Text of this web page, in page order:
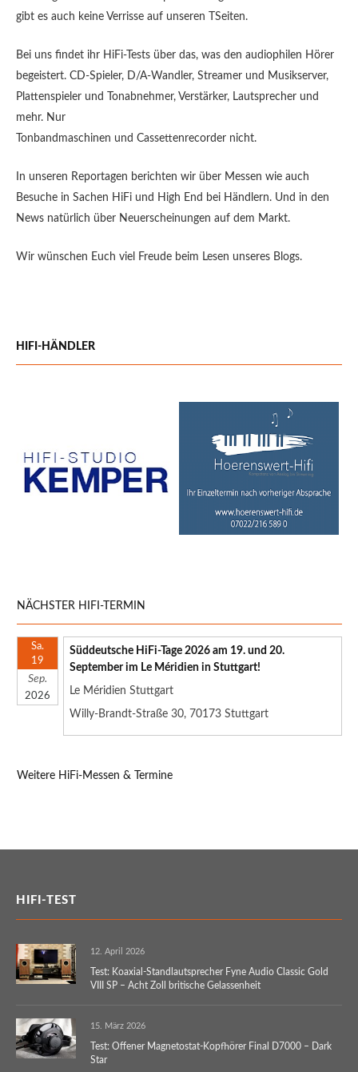
gibt es auch keine Verrisse auf unseren TSeiten.
Bei uns findet ihr HiFi-Tests über das, was den audiophilen Hörer
begeistert. CD-Spieler, D/A-Wandler, Streamer und Musikserver,
Plattenspieler und Tonabnehmer, Verstärker, Lautsprecher und
mehr. Nur
Tonbandmaschinen und Cassettenrecorder nicht.
In unseren Reportagen berichten wir über Messen wie auch
Besuche in Sachen HiFi und High End bei Händlern. Und in den
News natürlich über Neuerscheinungen auf dem Markt.
Wir wünschen Euch viel Freude beim Lesen unseres Blogs.
HIFI-HÄNDLER
NÄCHSTER HIFI-TERMIN
Sa.
19
Sep.
2026
Süddeutsche HiFi-Tage 2026 am 19. und 20.
September im Le Méridien in Stuttgart!
Le Méridien Stuttgart
Willy-Brandt-Straße 30, 70173 Stuttgart
Weitere HiFi-Messen & Termine
HIFI-TEST
12. April 2026
Test: Koaxial-Standlautsprecher Fyne Audio Classic Gold
VIII SP – Acht Zoll britische Gelassenheit
15. März 2026
Test: Offener Magnetostat-Kopfhörer Final D7000 – Dark
Star